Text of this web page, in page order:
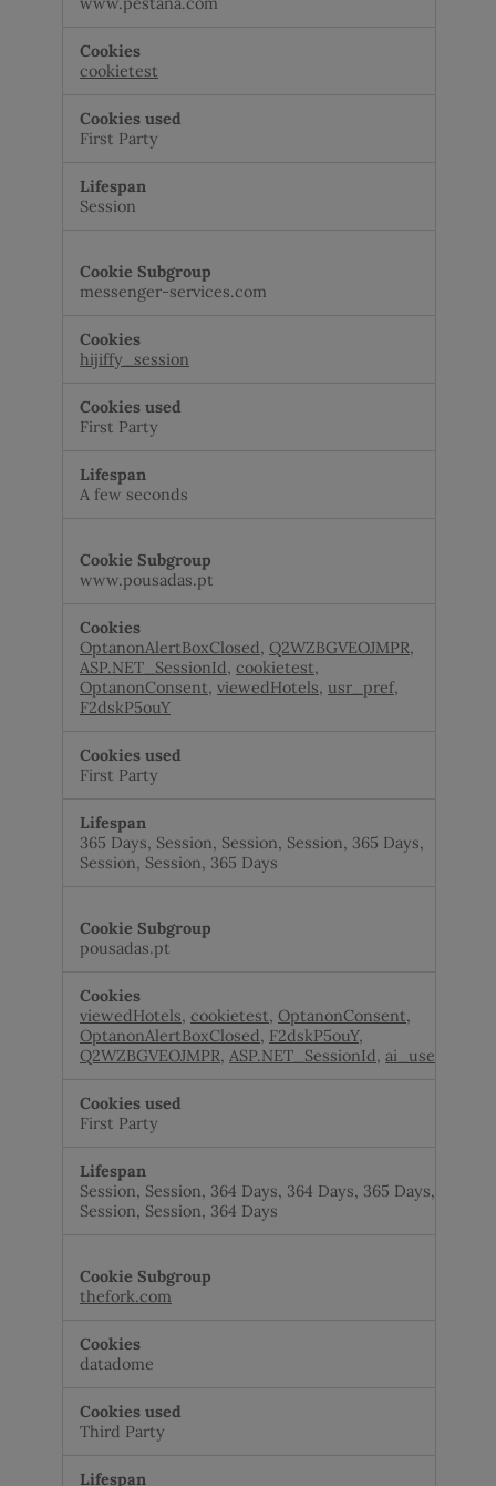
cookietest
First Party
Session
messenger-services.com
hijiffy_session
First Party
A few seconds
www.pousadas.pt
OptanonAlertBoxClosed, Q2WZBGVEOJMPR,
ASP.NET_SessionId, cookietest,
OptanonConsent, viewedHotels, usr_pref,
F2dskP5ouY
First Party
365 Days, Session, Session, Session, 365 Days,
Session, Session, 365 Days
pousadas.pt
viewedHotels, cookietest, OptanonConsent,
OptanonAlertBoxClosed, F2dskP5ouY,
Q2WZBGVEOJMPR, ASP.NET_SessionId, ai_user
First Party
Session, Session, 364 Days, 364 Days, 365 Days,
Session, Session, 364 Days
thefork.com
datadome
Third Party